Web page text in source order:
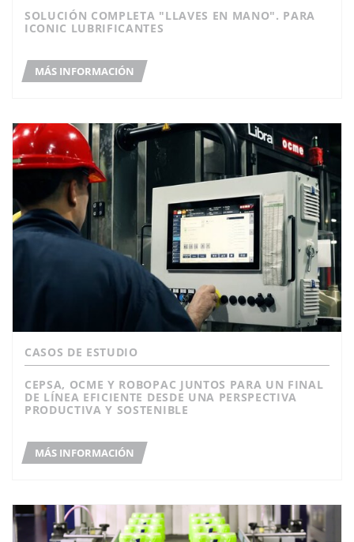
SOLUCIÓN COMPLETA "LLAVES EN MANO". PARA
ICONIC LUBRIFICANTES
MÁS INFORMACIÓN
CASOS DE ESTUDIO
CEPSA, OCME Y ROBOPAC JUNTOS PARA UN FINAL
DE LÍNEA EFICIENTE DESDE UNA PERSPECTIVA
PRODUCTIVA Y SOSTENIBLE
MÁS INFORMACIÓN